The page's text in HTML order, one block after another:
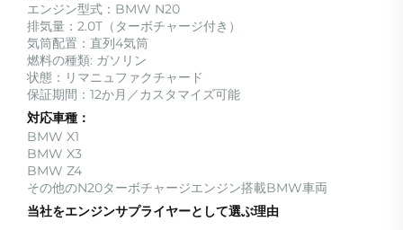
エンジン型式：BMW N20
排気量：2.0T（ターボチャージ付き）
気筒配置：直列4気筒
燃料の種類: ガソリン
状態：リマニュファクチャード
保証期間：12か月／カスタマイズ可能
対応車種：
BMW X1
BMW X3
BMW Z4
その他のN20ターボチャージエンジン搭載BMW車両
当社をエンジンサプライヤーとして選ぶ理由